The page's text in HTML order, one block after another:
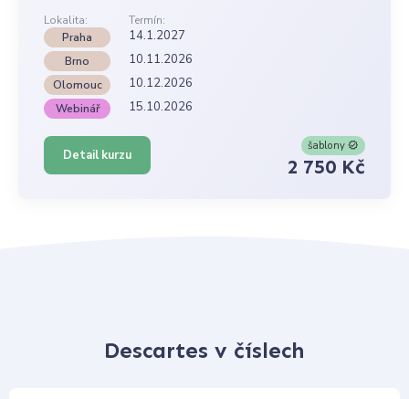
Lokalita:
Termín:
Praha
14.1.2027
Brno 10.11.2026
Olomouc 10.12.2026
Webinář 15.10.2026
Detail kurzu
šablony
2 750 Kč
Descartes v číslech